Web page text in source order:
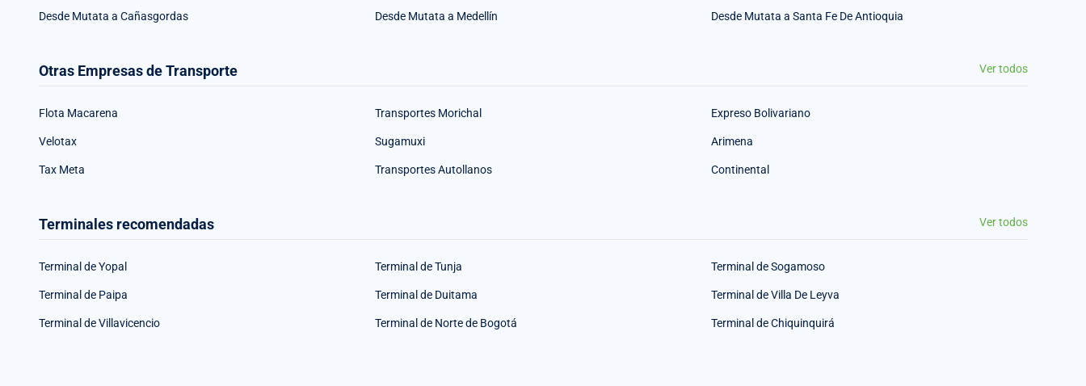
Desde Mutata a Cañasgordas Desde Mutata a Medellín Desde Mutata a Santa Fe De Antioquia
Otras Empresas de Transporte Ver todos
Flota Macarena Transportes Morichal Expreso Bolivariano
Velotax Sugamuxi Arimena
Tax Meta Transportes Autollanos Continental
Terminales recomendadas Ver todos
Terminal de Yopal Terminal de Tunja Terminal de Sogamoso
Terminal de Paipa Terminal de Duitama Terminal de Villa De Leyva
Terminal de Villavicencio Terminal de Norte de Bogotá Terminal de Chiquinquirá